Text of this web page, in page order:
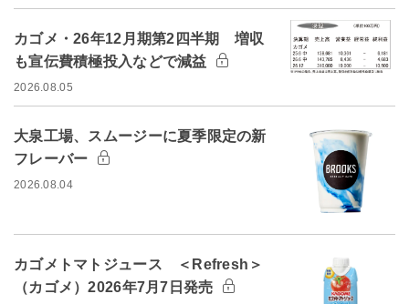
カゴメ・26年12月期第2四半期 増収
も宣伝費積極投入などで減益
2026.08.05
大泉工場、スムージーに夏季限定の新
フレーバー
2026.08.04
カゴメトマトジュース ＜Refresh＞
（カゴメ）2026年7月7日発売